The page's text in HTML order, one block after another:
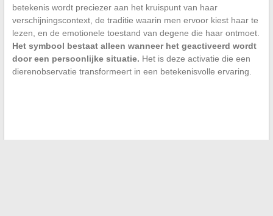
betekenis wordt preciezer aan het kruispunt van haar
verschijningscontext, de traditie waarin men ervoor kiest haar te
lezen, en de emotionele toestand van degene die haar ontmoet.
Het symbool bestaat alleen wanneer het geactiveerd wordt
door een persoonlijke situatie. Het is deze activatie die een
dierenobservatie transformeert in een betekenisvolle ervaring.